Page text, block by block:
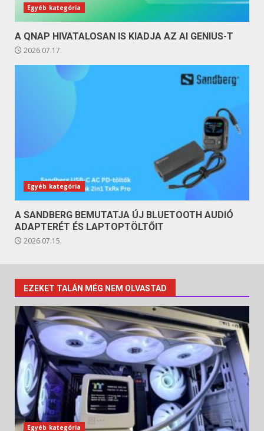
Egyéb kategória
A QNAP HIVATALOSAN IS KIADJA AZ AI GENIUS-T
2026.07.17.
Egyéb kategória
A SANDBERG BEMUTATJA ÚJ BLUETOOTH AUDIÓ
ADAPTERÉT ÉS LAPTOPTÖLTŐIT
2026.07.15.
EZEKET TALÁN MÉG NEM OLVASTAD
Egyéb kategória